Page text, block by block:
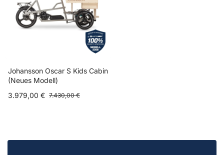
Johansson Oscar S Kids Cabin
(Neues Modell)
3.979,00 € 7.430,00 €